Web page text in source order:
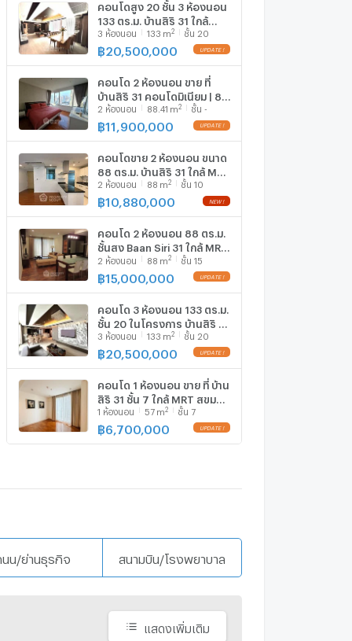
คอนโดสูง 20 ชั้น 3 ห้องนอน
133 ตร.ม. บ้านสิริ 31 ใกล้
MRT สุขุมวิท (ID 888730)
3 ห้องนอน 133 m2 ชั้น 20
฿20,500,000 UPDATE !
คอนโด 2 ห้องนอน ขาย ที่
บ้านสิริ 31 คอนโดมิเนียม | 88
ตร.ม. ใกล้ MRT สุขุมวิท (ID
2639355)
2 ห้องนอน 88.41 m2 ชั้น -
฿11,900,000 UPDATE !
คอนโดขาย 2 ห้องนอน ขนาด
88 ตร.ม. บ้านสิริ 31 ใกล้ MRT
สุขุมวิท (ID 3153414)
2 ห้องนอน 88 m2 ชั้น 10
฿10,880,000 NEW !
คอนโด 2 ห้องนอน 88 ตร.ม.
ชั้นสูง Baan Siri 31 ใกล้ MRT
สุขุมวิท (ID 513772)
2 ห้องนอน 88 m2 ชั้น 15
฿15,000,000 UPDATE !
คอนโด 3 ห้องนอน 133 ตร.ม.
ชั้น 20 ในโครงการ บ้านสิริ 31
ใกล้ MRT สุขุมวิท (ID
2961927)
3 ห้องนอน 133 m2 ชั้น 20
฿20,500,000 UPDATE !
คอนโด 1 ห้องนอน ขาย ที่ บ้าน
สิริ 31 ชั้น 7 ใกล้ MRT สุขุมวิท
(ID 509767)
1 ห้องนอน 57 m2 ชั้น 7
฿6,700,000 UPDATE !
นน/ย่านธุรกิจ สนามบิน/โรงพยาบาล
แสดงเพิ่มเติม